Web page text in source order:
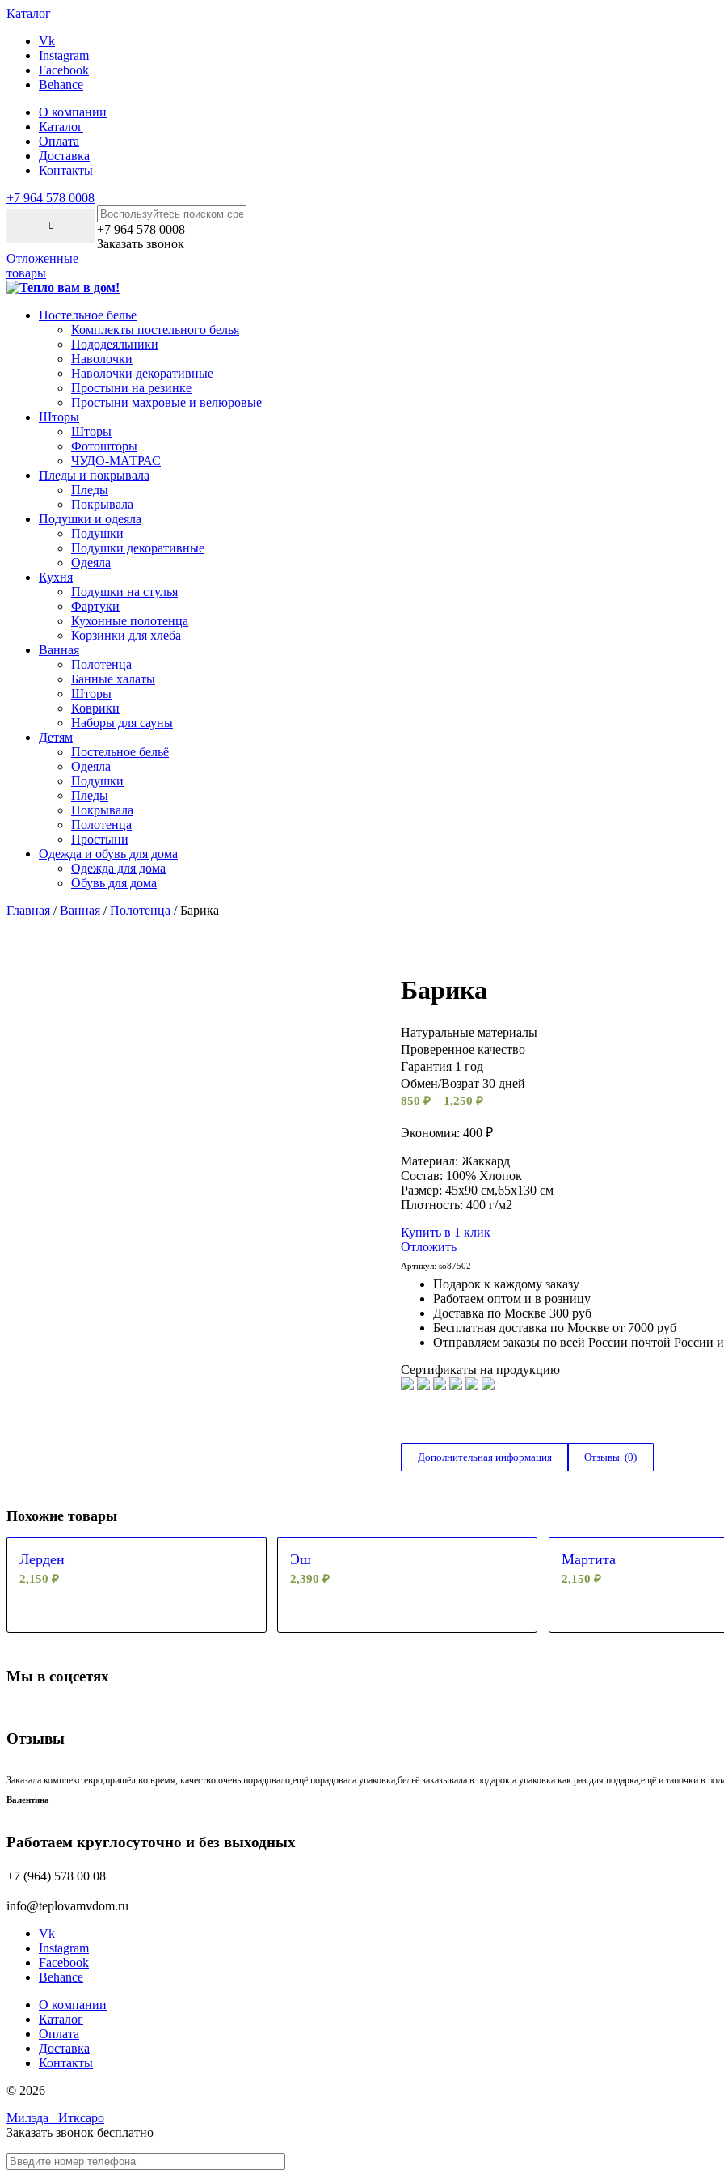
Каталог
Vk
Instagram
Facebook
Behance
О компании
Каталог
Оплата
Доставка
Контакты
+7 964 578 0008
+7 964 578 0008
Заказать звонок
Отложенные
товары
Постельное белье
Комплекты постельного белья
Пододеяльники
Наволочки
Наволочки декоративные
Простыни на резинке
Простыни махровые и велюровые
Шторы
Шторы
Фотошторы
ЧУДО-МАТРАС
Пледы и покрывала
Пледы
Покрывала
Подушки и одеяла
Подушки
Подушки декоративные
Одеяла
Кухня
Подушки на стулья
Фартуки
Кухонные полотенца
Корзинки для хлеба
Ванная
Полотенца
Банные халаты
Шторы
Коврики
Наборы для сауны
Детям
Постельное бельё
Одеяла
Подушки
Пледы
Покрывала
Полотенца
Простыни
Одежда и обувь для дома
Одежда для дома
Обувь для дома
Главная /Ванная /Полотенца / Барика
Барика
Натуральные материалы
Проверенное качество
Гарантия 1 год
Обмен/Возрат 30 дней
850₽ – 1,250₽
Экономия: 400 ₽
Материал: Жаккард
Состав: 100% Хлопок
Размер: 45х90 см,65х130 см
Плотность: 400 г/м2
Купить в 1 клик
Отложить
Артикул:so87502
Подарок к каждому заказу
Работаем оптом и в розницу
Доставка по Москве 300 руб
Бесплатная доставка по Москве от 7000 руб
Отправляем заказы по всей России почтой
Сертификаты на продукцию
Дополнительная информация Отзывы  (0)
Похожие товары
Лерден
2,150 ₽
Эш
2,390₽
Мартита
2,150 ₽
Мы в соцсетях
Отзывы
Заказала комплекс евро,пришёл во время, качество очень порадовало,ещё порадовала упаковка,бельё заказывала в подарок,а упаковка как раз для подарка,ещё и тапочки в
Валентина
Работаем круглосуточно и без выходных
+7 (964) 578 00 08
info@teplovamvdom.ru
Vk
Instagram
Facebook
Behance
О компании
Каталог
Оплата
Доставка
Контакты
© 2026
Милэда
Итксаро
Заказать звонок бесплатно